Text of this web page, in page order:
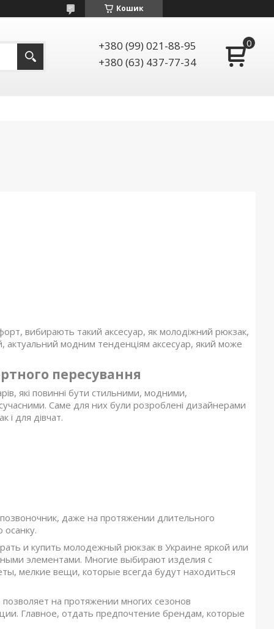
Кошик
+380 (99) 021-88-95
+380 (63) 437-77-34
вибирають такий аксесуар, як молодіжний рюкзак,
актуальний модним тенденціям аксесуар, який може
пересування
які повинні бути стильними, модними,
Саме для них були розроблені дизайнерами
і для дівчат.
даже на протяжении длительного
и купить молодежный рюкзак в Украине яркой или
элементами. Многие выбирают изделия с
мелкие вещи, которые всегда будут находиться
на протяжении многих сезонов
Главное, отдать предпочтение брендам, которые